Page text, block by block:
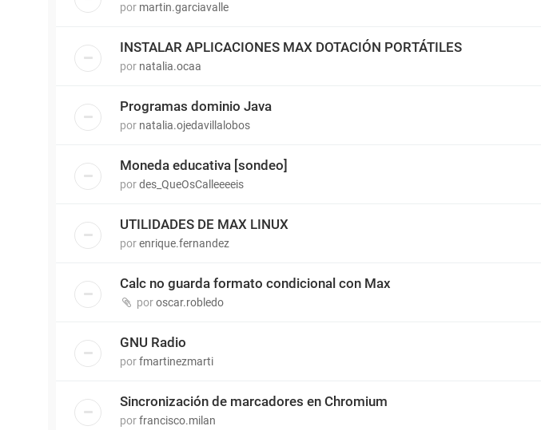
por martin.garciavalle
INSTALAR APLICACIONES MAX DOTACIÓN PORTÁTILES
por natalia.ocaa
Programas dominio Java
por natalia.ojedavillalobos
Moneda educativa [sondeo]
pordes_QueOsCalleeeeis
UTILIDADES DE MAX LINUX
porenrique.fernandez
Calc no guarda formato condicional con Max
poroscar.robledo
GNU Radio
porfmartinezmarti
Sincronización de marcadores en Chromium
porfrancisco.milan